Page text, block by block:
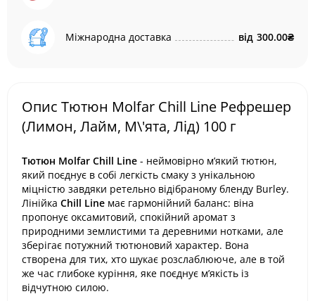
Міжнародна доставка від 300.00₴
Опис Тютюн Molfar Chill Line Рефрешер
(Лимон, Лайм, М\'ята, Лід) 100 г
Тютюн Molfar Chill Line - неймовірно м’який тютюн,
який поєднує в собі легкість смаку з унікальною
міцністю завдяки ретельно відібраному бленду Burley.
Лінійка Chill Line має гармонійний баланс: віна
пропонує оксамитовий, спокійний аромат з
природними землистими та деревними нотками, але
зберігає потужний тютюновий характер. Вона
створена для тих, хто шукає розслаблююче, але в той
же час глибоке куріння, яке поєднує м’якість із
відчутною силою.